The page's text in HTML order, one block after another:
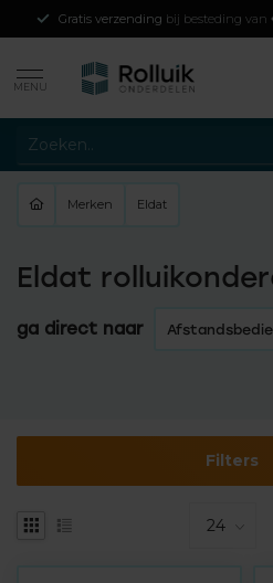
Gratis verzending bij besteding van
MENU
Merken Eldat
Eldat
ga direct naar
Filters